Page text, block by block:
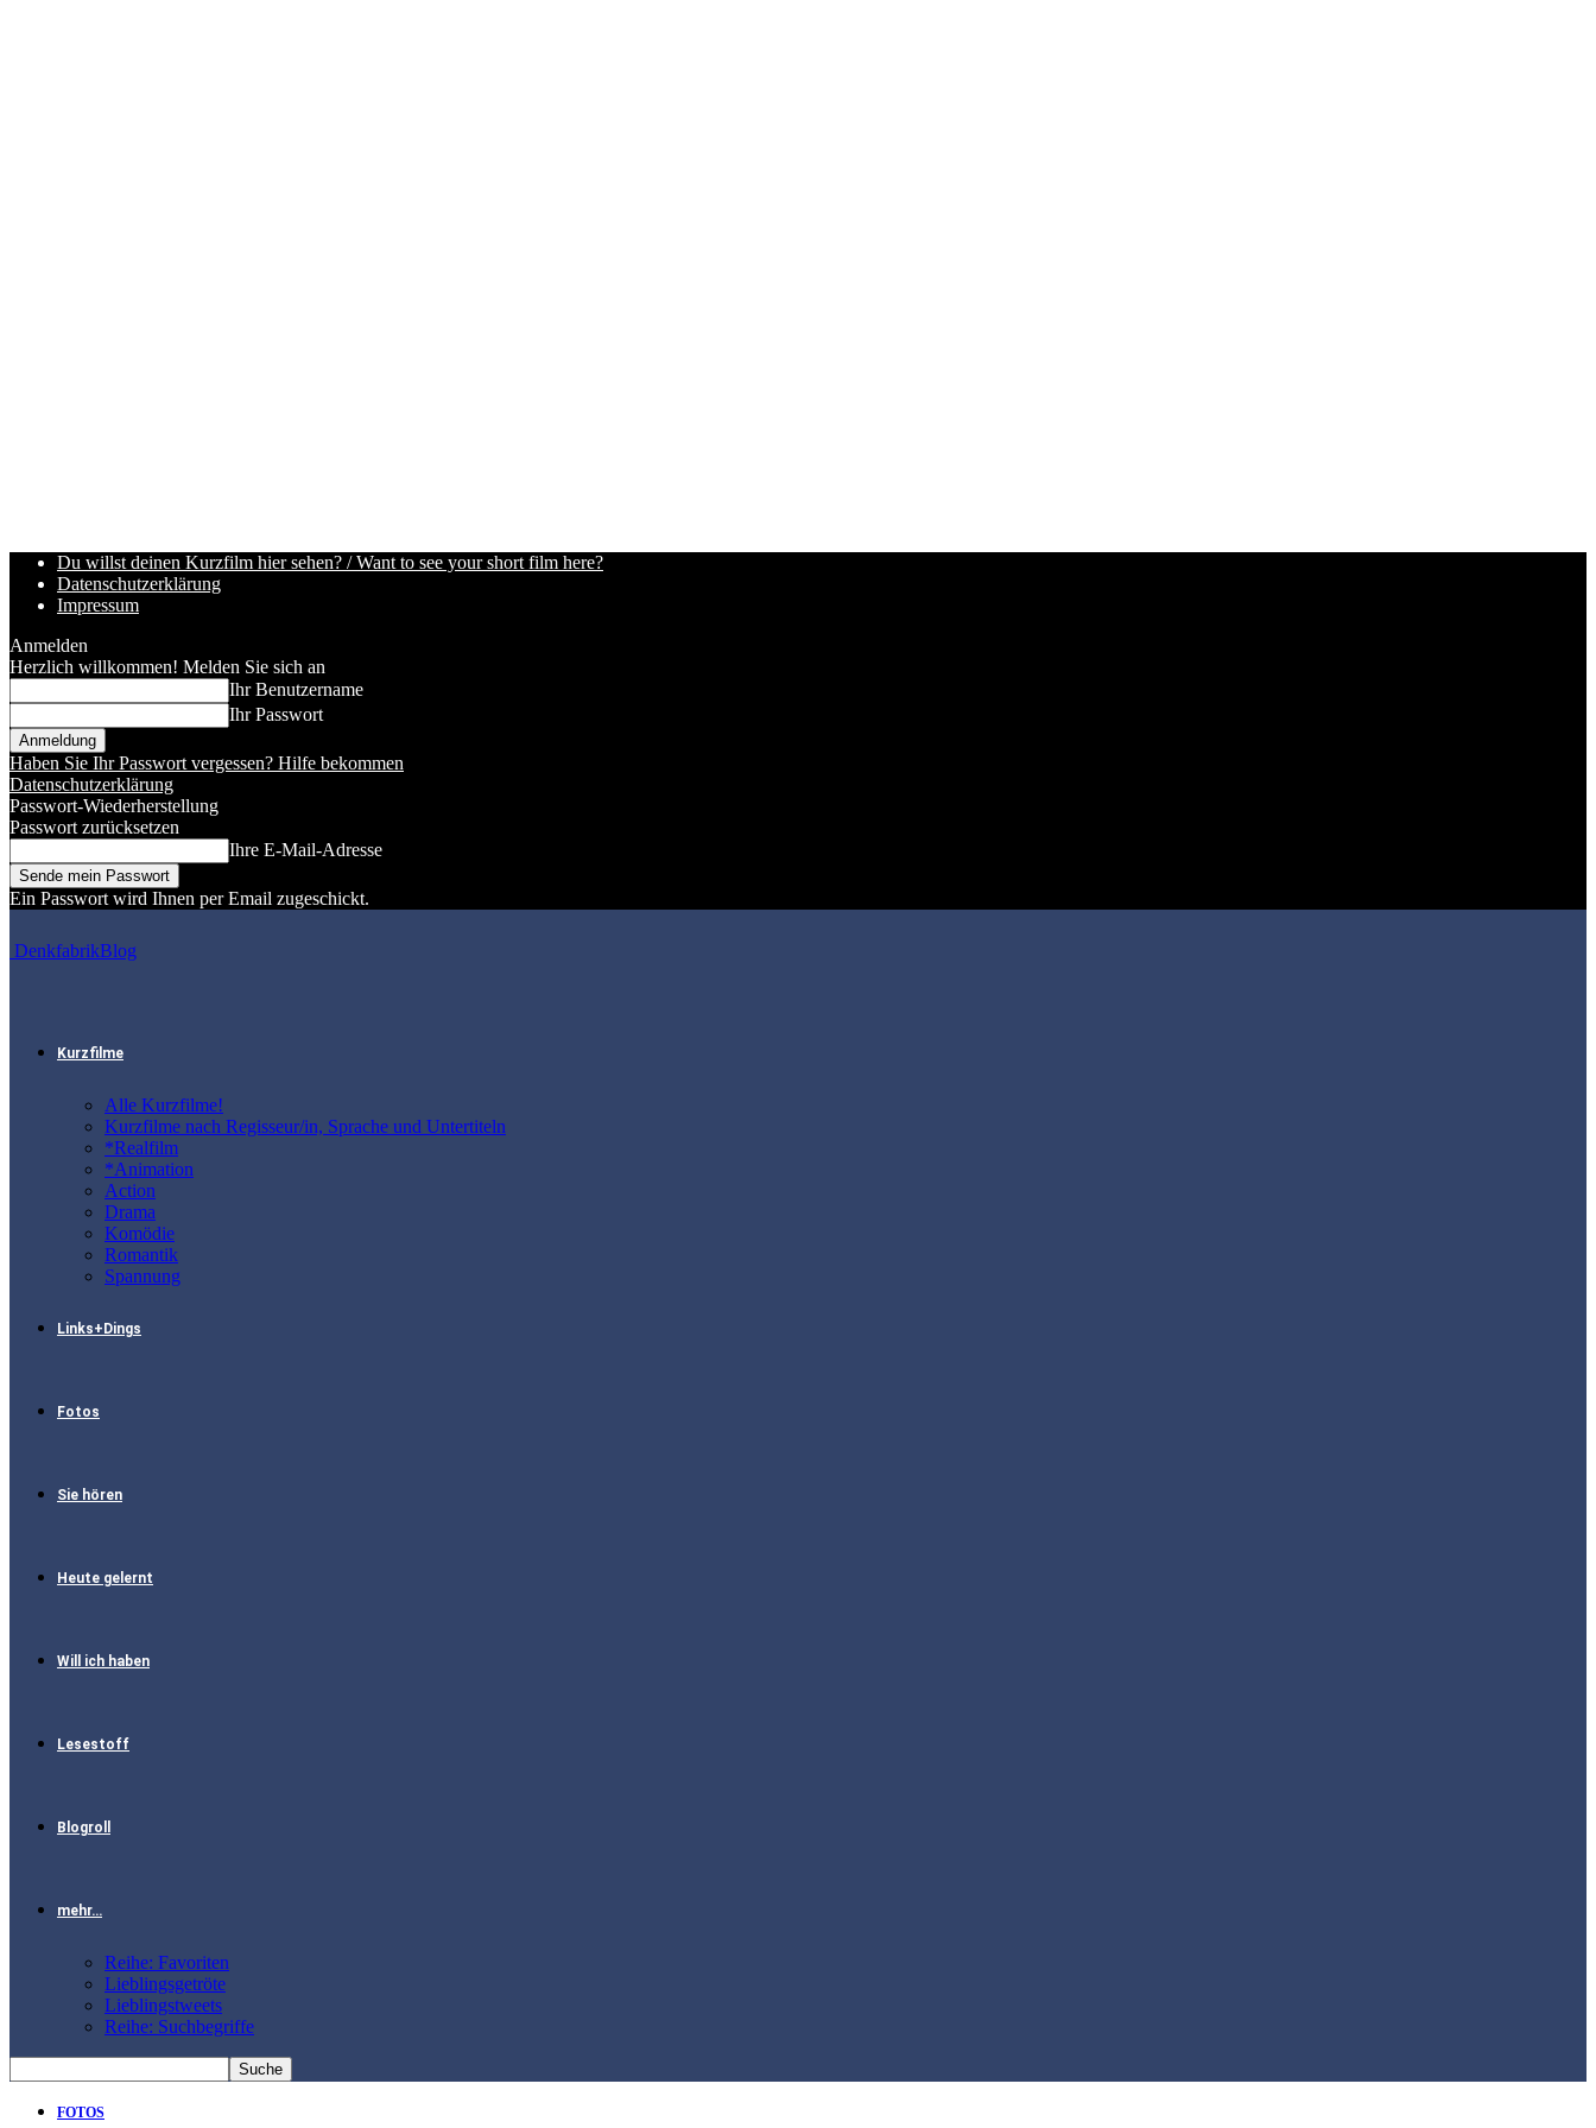
Du willst deinen Kurzfilm hier sehen? / Want to see your short film here?
Datenschutzerklärung
Impressum
Anmelden
Herzlich willkommen! Melden Sie sich an
Ihr Benutzername
Ihr Passwort
Haben Sie Ihr Passwort vergessen? Hilfe bekommen
Datenschutzerklärung
Passwort-Wiederherstellung
Passwort zurücksetzen
Ihre E-Mail-Adresse
Ein Passwort wird Ihnen per Email zugeschickt.
DenkfabrikBlog
Kurzfilme
Alle Kurzfilme!
Kurzfilme nach Regisseur/in, Sprache und Untertiteln
*Realfilm
*Animation
Action
Drama
Komödie
Romantik
Spannung
Links+Dings
Fotos
Sie hören
Heute gelernt
Will ich haben
Lesestoff
Blogroll
mehr…
Reihe: Favoriten
Lieblingsgetröte
Lieblingstweets
Reihe: Suchbegriffe
FOTOS